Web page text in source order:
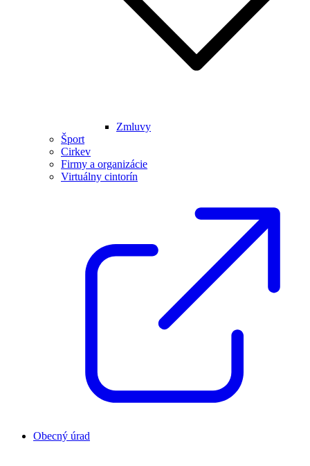
Zmluvy
Šport
Cirkev
Firmy a organizácie
Virtuálny cintorín
Obecný úrad